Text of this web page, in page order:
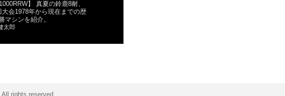
】 真夏の鈴鹿8耐、
大会1978年から現在までの歴
マシンを紹介。
太郎
rights reserved.